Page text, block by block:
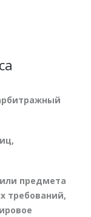
предмета
требований,